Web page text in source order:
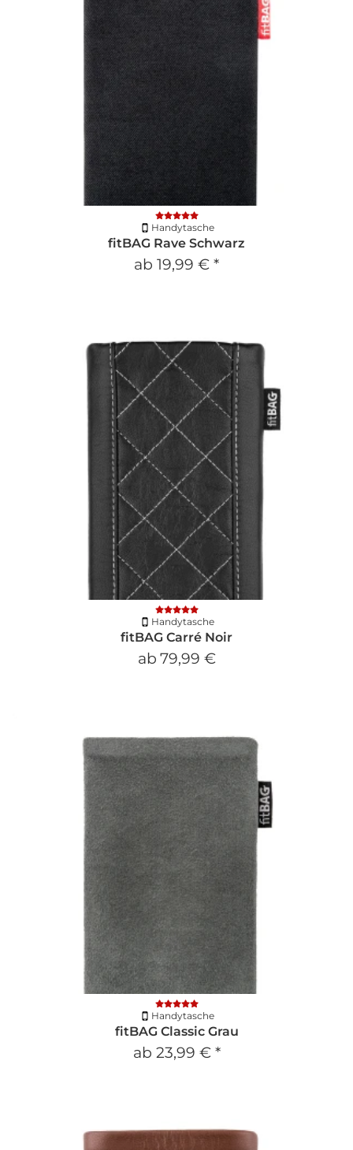
Handytasche
fitBAG Rave Schwarz
ab 19,99 € *
Handytasche
fitBAG Carré Noir
ab 79,99 €
Handytasche
fitBAG Classic Grau
ab 23,99 € *